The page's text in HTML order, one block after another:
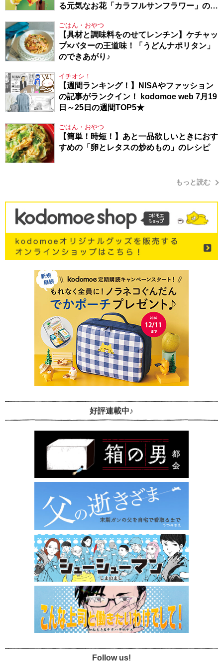
る元気なお花「カラフルサンフラワー」の作
ごはん・おやつ
【具材と調味料をのせてレンチン】ケチャッ
プ×バターの王道味！「うどんナポリタン」
のできあがり♪
イチオシ！
【週間ランキング！】NISAやファッション
の記事がランクイン！ kodomoe web 7月19
日～25日の週間TOP5★
ごはん・おやつ
【簡単！時短！】あと一品欲しいときにおす
すめの「卵とレタスの炒めもの」のレシピ
もっと読む
好評連載中♪
Follow us!